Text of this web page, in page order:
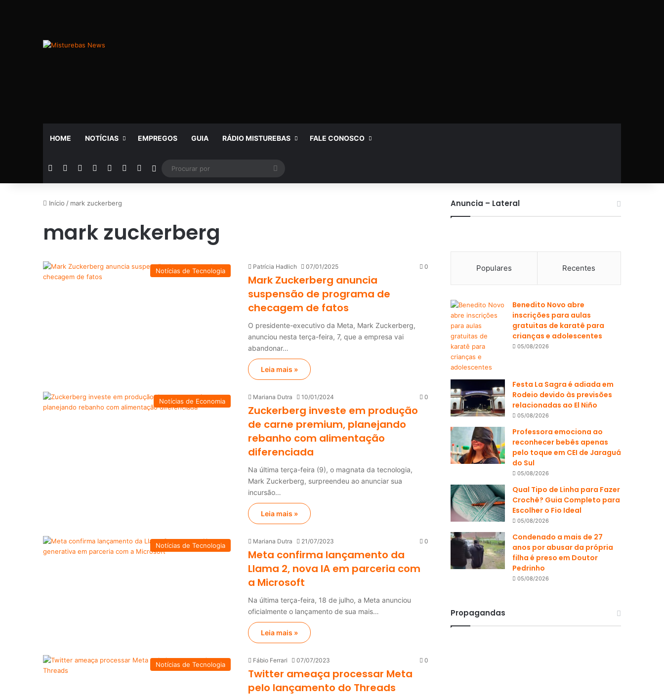
HOME NOTÍCIAS EMPREGOS GUIA RÁDIO MISTUREBAS FALE CONOSCO
Facebook YouTubeInstagramTelegramWhatsApp
Rádio Switch skin
por
Início / mark zuckerberg
mark zuckerberg
Notícias de Tecnologia
Patrícia Hadlich 07/01/2025 0
Mark Zuckerberg anuncia
suspensão de programa de
checagem de fatos
O presidente-executivo da Meta, Mark Zuckerberg,
anunciou nesta terça-feira, 7, que a empresa vai
abandonar…
Leia mais »
Notícias de Economia
Mariana Dutra 10/01/2024 0
Zuckerberg investe em produção
de carne premium, planejando
rebanho com alimentação
diferenciada
Na última terça-feira (9), o magnata da tecnologia,
Mark Zuckerberg, surpreendeu ao anunciar sua
incursão…
Leia mais »
Notícias de Tecnologia
Mariana Dutra 21/07/2023 0
Meta confirma lançamento da
Llama 2, nova IA em parceria com
a Microsoft
Na última terça-feira, 18 de julho, a Meta anunciou
oficialmente o lançamento de sua mais…
Leia mais »
Notícias de Tecnologia
Fábio Ferrari 07/07/2023 0
Twitter ameaça processar Meta
pelo lançamento do Threads
Anuncia – Lateral
Populares Recentes
Benedito Novo abre
inscrições para aulas
gratuitas de karatê para
crianças e adolescentes
05/08/2026
Festa La Sagra é adiada em
Rodeio devido às previsões
relacionadas ao El Niño
05/08/2026
Professora emociona ao
reconhecer bebês apenas
pelo toque em CEI de Jaraguá
do Sul
05/08/2026
Qual Tipo de Linha para Fazer
Crochê? Guia Completo para
Escolher o Fio Ideal
05/08/2026
Condenado a mais de 27
anos por abusar da própria
filha é preso em Doutor
Pedrinho
05/08/2026
Propagandas